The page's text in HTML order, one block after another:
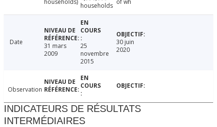
households) households of wh
Date
31 mars
2009
25
novembre
2015
30 juin
2020
Observation
INDICATEURS DE RÉSULTATS
INTERMÉDIAIRES